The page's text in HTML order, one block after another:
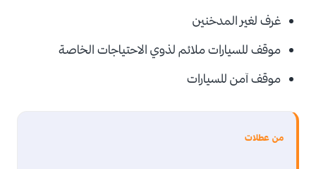
غرف لغير المدخنين
موقف للسيارات ملائم لذوي الاحتياجات الخاصة
موقف آمن للسيارات
من عطلات